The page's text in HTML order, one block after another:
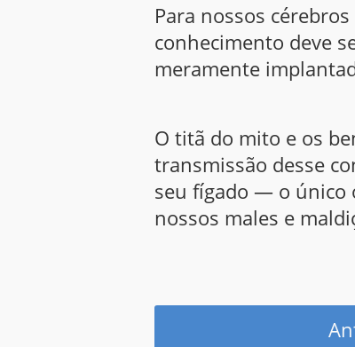
Para nossos
conhecimento deve
meramente
O titã do mito e os
transmissão desse
seu fígado — o único
nossos males e